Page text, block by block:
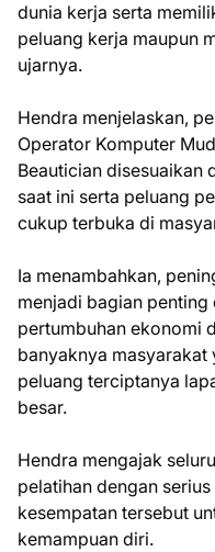
dunia kerja serta
peluang kerja maupun
ujarnya.
Hendra menjelaskan,
Operator Komputer
Beautician disesuaikan
saat ini serta peluang
cukup terbuka di
Ia menambahkan,
menjadi bagian penting
pertumbuhan ekonomi
banyaknya
peluang terciptanya
besar.
Hendra mengajak
pelatihan dengan
kesempatan tersebut
kemampuan diri.